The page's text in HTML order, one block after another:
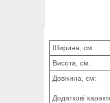
Ширина, см:
Висота, см:
Довжина, см:
Додаткові